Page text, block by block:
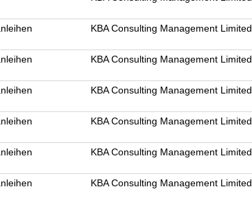
KBA Consulting Management Limited
KBA Consulting Management Limited
KBA Consulting Management Limited
KBA Consulting Management Limited
KBA Consulting Management Limited
KBA Consulting Management Limited